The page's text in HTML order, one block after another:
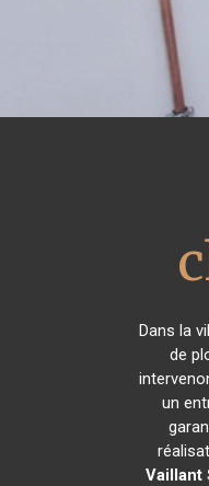
Dans la
de
un
Vaillant